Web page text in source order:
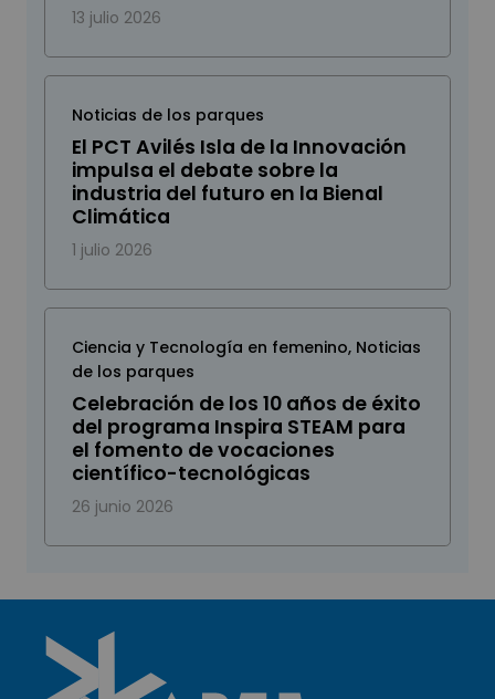
13 julio 2026
Noticias de los parques
El PCT Avilés Isla de la Innovación
impulsa el debate sobre la
industria del futuro en la Bienal
Climática
1 julio 2026
Ciencia y Tecnología en femenino, Noticias
de los parques
Celebración de los 10 años de éxito
del programa Inspira STEAM para
el fomento de vocaciones
científico-tecnológicas
26 junio 2026